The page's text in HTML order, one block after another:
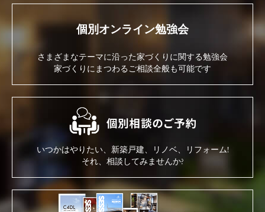
個別オンライン勉強会
さまざまなテーマに沿った家づくりに関する勉強会
家づくりにまつわるご相談全般も可能です
いつかはやりたい、新築戸建、リノベ、リフォーム!
それ、相談してみませんか?